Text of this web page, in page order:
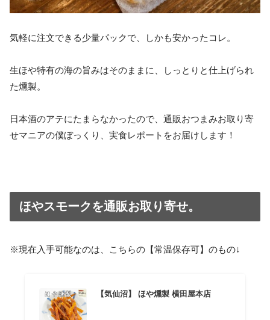
気軽に注文できる少量パックで、しかも安かったコレ。
生ほや特有の海の旨みはそのままに、しっとりと仕上げられ
た燻製。
日本酒のアテにたまらなかったので、通販おつまみお取り寄
せマニアの僕ぼっくり、実食レポートをお届けします！
ほやスモークを通販お取り寄せ。
※現在入手可能なのは、こちらの【常温保存可】のもの↓
【気仙沼】 ほや燻製 横田屋本店